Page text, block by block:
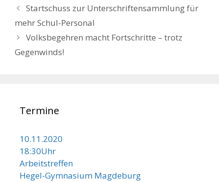
Beitrags-
Navigation
Startschuss zur Unterschriftensammlung für
mehr Schul-Personal
Volksbegehren macht Fortschritte – trotz
Gegenwinds!
Termine
10.11.2020
18:30Uhr
Arbeitstreffen
Hegel-Gymnasium Magdeburg